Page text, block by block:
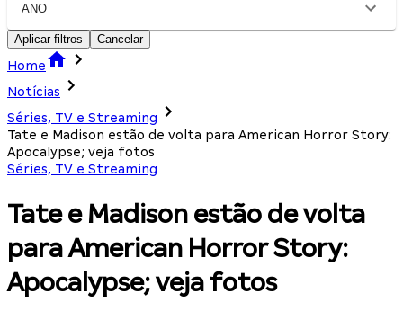
ANO
Aplicar filtros Cancelar
Home
Notícias
Séries, TV e Streaming
Tate e Madison estão de volta para American Horror Story:
Apocalypse; veja fotos
Séries, TV e Streaming
Tate e Madison estão de volta
para American Horror Story:
Apocalypse; veja fotos